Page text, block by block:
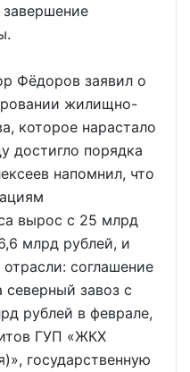
Фёдоров заявил о
жилищно-
которое нарастало
достигло порядка
напомнил, что
вырос с 25 млрд
млрд рублей, и
соглашение
завоз с
рублей в феврале,
ГУП «ЖКХ
государственную